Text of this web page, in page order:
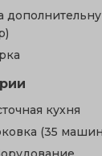
кухня
(35